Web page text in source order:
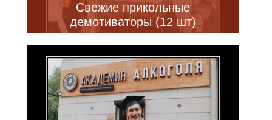
Свежие прикольные
демотиваторы (12 шт)